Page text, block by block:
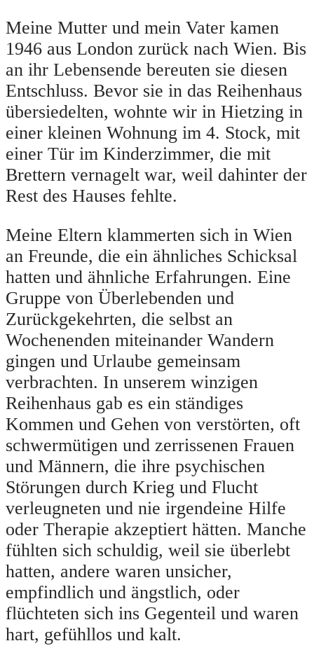
Meine Mutter und mein Vater kamen
1946 aus London zurück nach Wien. Bis
an ihr Lebensende bereuten sie diesen
Entschluss. Bevor sie in das Reihenhaus
übersiedelten, wohnte wir in Hietzing in
einer kleinen Wohnung im 4. Stock, mit
einer Tür im Kinderzimmer, die mit
Brettern vernagelt war, weil dahinter der
Rest des Hauses fehlte.
Meine Eltern klammerten sich in Wien
an Freunde, die ein ähnliches Schicksal
hatten und ähnliche Erfahrungen. Eine
Gruppe von Überlebenden und
Zurückgekehrten, die selbst an
Wochenenden miteinander Wandern
gingen und Urlaube gemeinsam
verbrachten. In unserem winzigen
Reihenhaus gab es ein ständiges
Kommen und Gehen von verstörten, oft
schwermütigen und zerrissenen Frauen
und Männern, die ihre psychischen
Störungen durch Krieg und Flucht
verleugneten und nie irgendeine Hilfe
oder Therapie akzeptiert hätten. Manche
fühlten sich schuldig, weil sie überlebt
hatten, andere waren unsicher,
empfindlich und ängstlich, oder
flüchteten sich ins Gegenteil und waren
hart, gefühllos und kalt.